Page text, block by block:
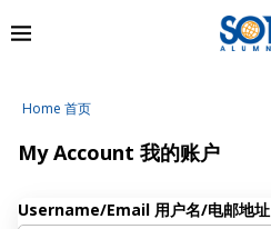
Home 首页
My Account 我的账户
Username/Email 用户名/电邮地址